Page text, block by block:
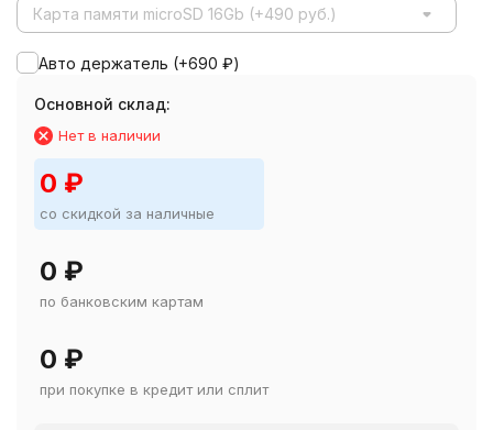
Карта памяти microSD 16Gb (+490 руб.)
Авто держатель (+690 ₽)
Основной склад:
Нет в наличии
0 ₽
со скидкой за наличные
0 ₽
по банковским картам
0 ₽
при покупке в кредит или сплит